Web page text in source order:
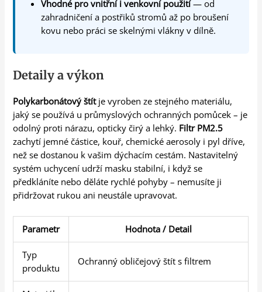
Vhodné pro vnitřní i venkovní použití— od
zahradničení a postřiků stromů až po broušení
kovu nebo práci se skelnými vlákny v dílně.
Detaily a výkon
Polykarbonátový štítje vyroben ze stejného materiálu,
jaký se používá u průmyslových ochranných pomůcek – je
odolný proti nárazu, opticky čirý a lehký. Filtr PM2.5
zachytí jemné částice, kouř, chemické aerosoly i pyl dříve,
než se dostanou k vašim dýchacím cestám. Nastavitelný
systém uchycení udrží masku stabilní, i když se
předkláníte nebo děláte rychlé pohyby – nemusíte ji
přidržovat rukou ani neustále upravovat.
Parametr Hodnota / Detail
Typ
produktu
Ochranný obličejový štít s filtrem